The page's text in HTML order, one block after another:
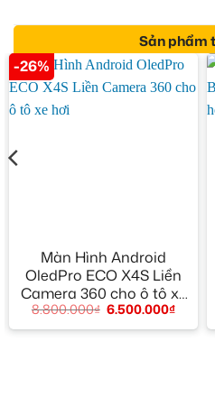
Sản phẩm
-26%
Màn Hình Android
OledPro ECO X4S Liền
Camera 360 cho ô tô xe
hơi
8.800.000₫ 6.500.000₫